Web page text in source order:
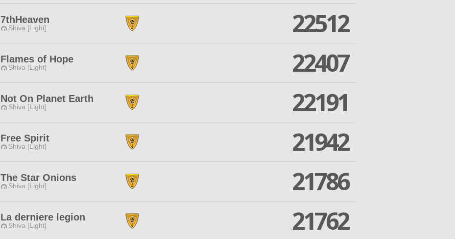
7thHeaven
Shiva [Light]
22512
Flames of Hope
Shiva [Light]
22407
Not On Planet Earth
Shiva [Light]
22191
Free Spirit
Shiva [Light]
21942
The Star Onions
Shiva [Light]
21786
La derniere legion
Shiva [Light] 21762